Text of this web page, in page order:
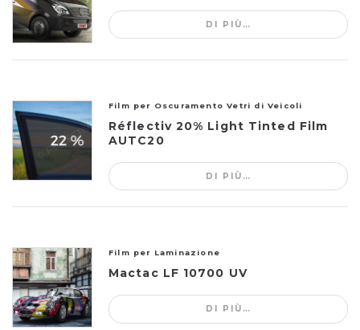
DI PIÙ…
Film per Oscuramento Vetri di Veicoli
Réflectiv 20% Light Tinted Film
AUTC20
DI PIÙ…
Film per Laminazione
Mactac LF 10700 UV
DI PIÙ…